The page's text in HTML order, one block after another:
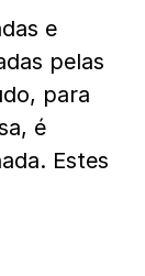
e
pelas
para
é
Estes